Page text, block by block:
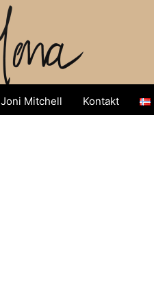
Joni Mitchell Kontakt